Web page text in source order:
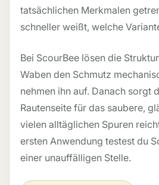
tatsächlichen Merkmalen
schneller weißt, welche
Bei ScourBee lösen die
Waben den Schmutz
nehmen ihn auf. Danach sorgt
Rautenseite für das saubere,
vielen alltäglichen Spuren
ersten Anwendung testest du
einer unauffälligen Stelle.